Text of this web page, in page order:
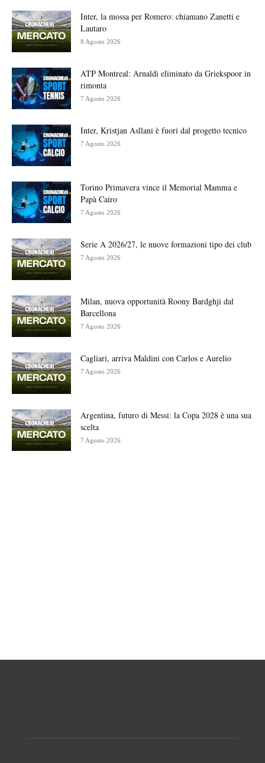
Inter, la mossa per Romero: chiamano Zanetti e
Lautaro
8 Agosto 2026
ATP Montreal: Arnaldi eliminato da Griekspoor in
rimonta
7 Agosto 2026
Inter, Kristjan Asllani è fuori dal progetto tecnico
7 Agosto 2026
Torino Primavera vince il Memorial Mamma e
Papà Cairo
7 Agosto 2026
Serie A 2026/27, le nuove formazioni tipo dei club
7 Agosto 2026
Milan, nuova opportunità Roony Bardghji dal
Barcellona
7 Agosto 2026
Cagliari, arriva Maldini con Carlos e Aurelio
7 Agosto 2026
Argentina, futuro di Messi: la Copa 2028 è una sua
scelta
7 Agosto 2026